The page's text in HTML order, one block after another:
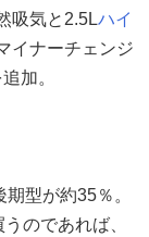
吸気と2.5Lハイ
イナーチェンジ
加。
型が約35％。
のであれば、